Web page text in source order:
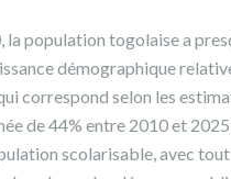
la population togolaise a
démographique
correspond selon les
de 44% entre 2010 et
scolarisable, avec